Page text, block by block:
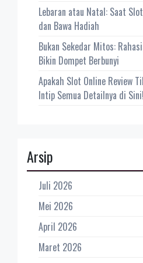
Lebaran atau Natal: Saat
dan Bawa Hadiah
Bukan Sekedar Mitos:
Bikin Dompet Berbunyi
Apakah Slot Online Review
Intip Semua Detailnya di Sini!
Arsip
Juli 2026
Mei 2026
April 2026
Maret 2026